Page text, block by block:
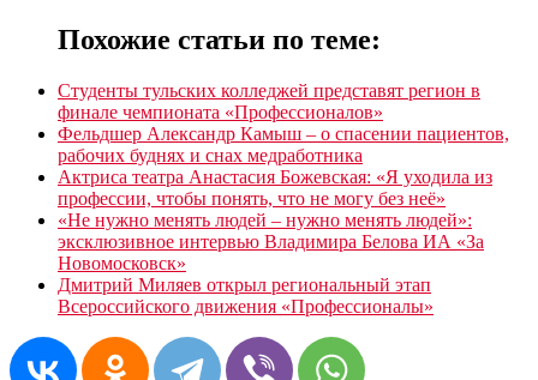
Похожие статьи по теме:
Студенты тульских колледжей представят регион в
финале чемпионата «Профессионалов»
Фельдшер Александр Камыш ­– о спасении пациентов,
рабочих буднях и снах медработника
Актриса театра Анастасия Божевская: «Я уходила из
профессии, чтобы понять, что не могу без неё»
«Не нужно менять людей – нужно менять людей»:
эксклюзивное интервью Владимира Белова ИА «За
Новомосковск»
Дмитрий Миляев открыл региональный этап
Всероссийского движения «Профессионалы»